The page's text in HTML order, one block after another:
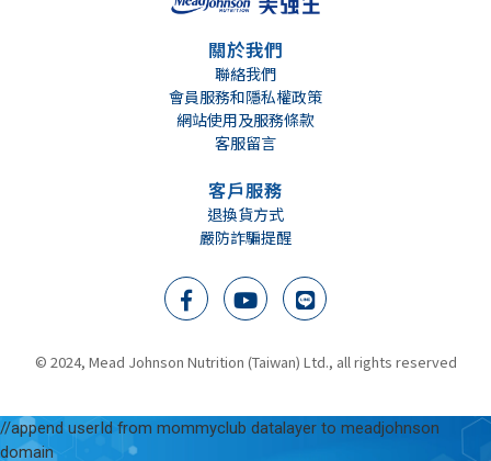
關於我們
聯絡我們
會員服務和隱私權政策
網站使用及服務條款
客服留言
客戶服務
退換貨方式
嚴防詐騙提醒
© 2024, Mead Johnson Nutrition (Taiwan) Ltd., all rights reserved
//append userId from mommyclub datalayer to meadjohnson
domain